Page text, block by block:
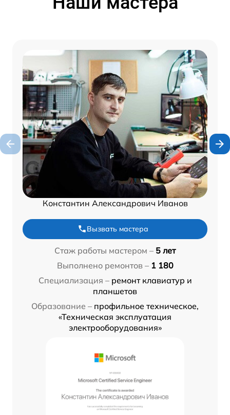
Константин Александрович Иванов
Вызвать мастера
Стаж работы мастером – 5 лет
Выполнено ремонтов – 1 180
Специализация – ремонт клавиатур и
планшетов
Образование – профильное техническое,
«Техническая эксплуатация
электрооборудования»